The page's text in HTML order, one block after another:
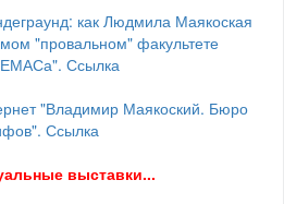
выставки...